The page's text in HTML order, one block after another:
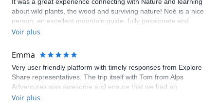
about wild plants, the wood and surviving nature! Noé is a nice
person, an excellent mountain guide, fully passionate and
experienced for his work. Highly recommend the experience
Voir plus
Emma
Very user friendly platform with timely responses from Explore
Share representatives. The trip itself with Tom from Alps
Adventures was awesome and ensure that we had an
experience that was 100% what we wanted. Recommend both
Voir plus